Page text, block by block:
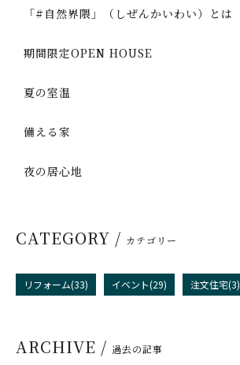
「#自然界隈」（しぜんかいわい）とは
期間限定OPEN HOUSE
夏の室温
備える家
夜の居心地
CATEGORY / カテゴリー
リフォーム(33) イベント(29) 注文住宅(3)
ARCHIVE / 過去の記事